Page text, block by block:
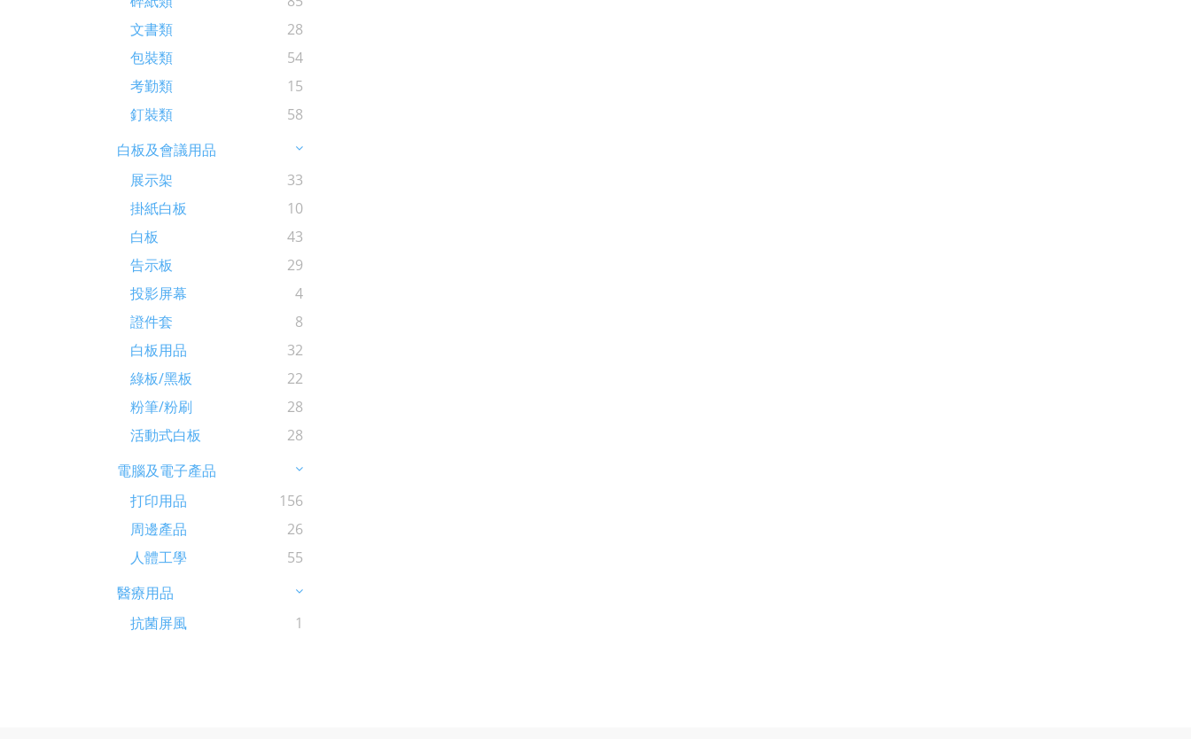
文書類
28
包裝類
54
考勤類
15
釘裝類
58
白板及會議用品
展示架
33
掛紙白板
10
白板
43
告示板
29
投影屏幕
4
證件套
8
白板用品
32
綠板/黑板
22
粉筆/粉刷
28
活動式白板
28
電腦及電子產品
打印用品
156
周邊產品
26
人體工學
55
醫療用品
抗菌屏風
1